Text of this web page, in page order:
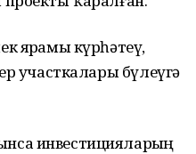
ярҙамы күрһәтеү,
ер участкалары бүлеүгә
инвестицияларҙың